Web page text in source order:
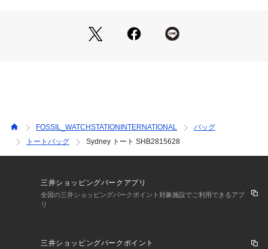
FOSSIL_WATCHSTATIONINTERNATIONAL
バッグ
トートバッグ
Sydney トート SHB2815628
三井ショッピングパークアプリ
全国の三井ショッピングパークポイント対象施設でご利用できるアプ
リ
三井ショッピングパークポイント